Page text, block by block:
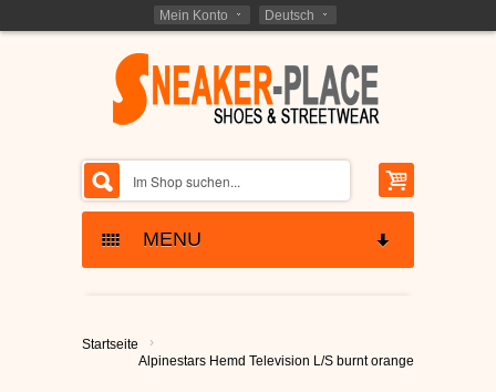
Mein Konto Deutsch
MENU
ETNIES SCHUHE
KINDER SKATERSCHUHE
Startseite
›
Alpinestars Hemd Television L/S burnt orange